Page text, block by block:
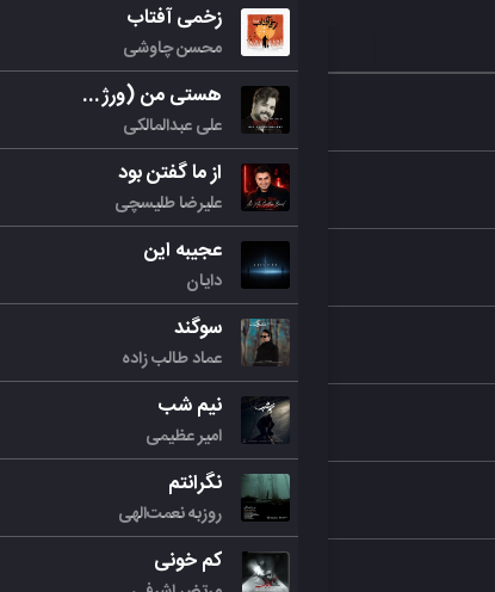
زخمی آفتاب
محسن چاوشی
هستی من (ورژن جدید)
علی عبدالمالکی
از ما گفتن بود
علیرضا طلیسچی
عجیبه این
دایان
سوگند
عماد طالب زاده
نیم شب
امیر عظیمی
نگرانتم
روزبه نعمت‌الهی
کم خونی